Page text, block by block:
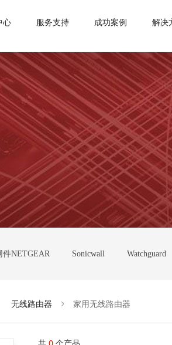
心 服务支持 成功案例 解决
件NETGEAR Sonicwall Watchguard
无线路由器 ꁇ 家用无线路由器